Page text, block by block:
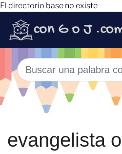
El directorio base no existe
evangelista o